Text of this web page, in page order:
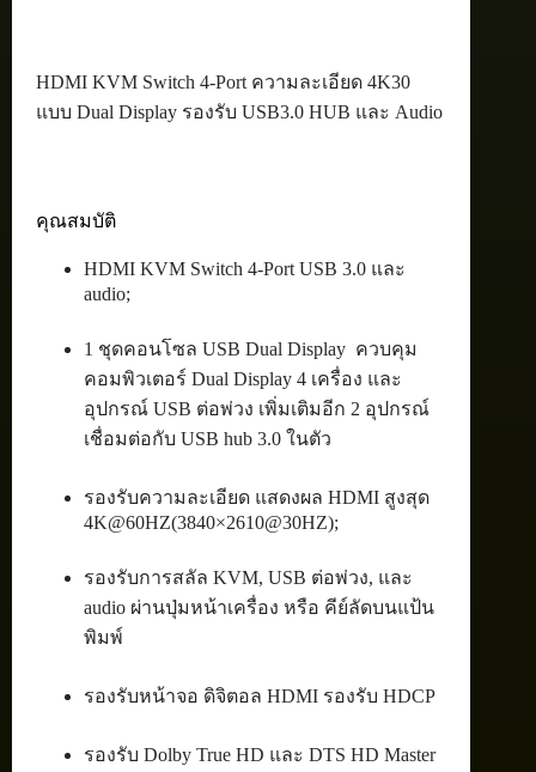
HDMI KVM Switch 4-Port ความละเอียด 4K30
แบบ Dual Display รองรับ USB3.0 HUB และ Audio
คุณสมบัติ
HDMI KVM Switch 4-Port USB 3.0 และ
audio;
1 ชุดคอนโซล USB Dual Display ควบคุม
คอมพิวเตอร์ Dual Display 4 เครื่อง และ
อุปกรณ์ USB ต่อพ่วง เพิ่มเติมอีก 2 อุปกรณ์
เชื่อมต่อกับ USB hub 3.0 ในตัว
รองรับความละเอียด แสดงผล HDMI สูงสุด
4K@60HZ(3840×2610@30HZ);
รองรับการสลัล KVM, USB ต่อพ่วง, และ
audio ผ่านปุ่มหน้าเครื่อง หรือ คีย์ลัดบนแป้น
พิมพ์
รองรับหน้าจอ ดิจิตอล HDMI รองรับ HDCP
รองรับ Dolby True HD และ DTS HD Master